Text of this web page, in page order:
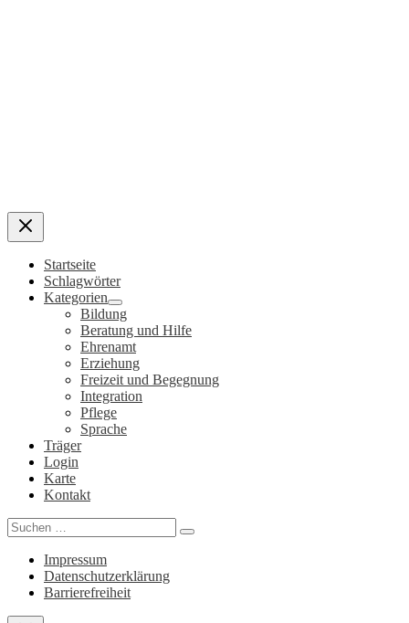
Startseite
Schlagwörter
Kategorien
Bildung
Beratung und Hilfe
Ehrenamt
Erziehung
Freizeit und Begegnung
Integration
Pflege
Sprache
Träger
Login
Karte
Kontakt
Search
for:
Impressum
Datenschutzerklärung
Barrierefreiheit